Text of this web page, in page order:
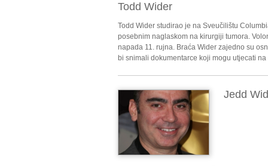
Todd Wider
Todd Wider studirao je na Sveučilištu
posebnim naglaskom na kirurgiji tumora.
napada 11. rujna. Braća Wider zajedno su
bi snimali dokumentarce koji mogu utjecati
Jedd